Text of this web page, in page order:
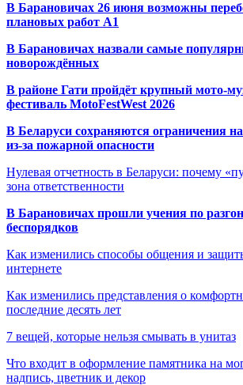
В Барановичах 26 июня возможны
плановых работ A1
В Барановичах назвали самые
новорождённых
В районе Гати пройдёт крупный мото-
фестиваль MotoFestWest 2026
В Беларуси сохраняются ограничения
из-за пожарной опасности
Нулевая отчетность в Беларуси: почему
зона ответственности
В Барановичах прошли учения по
беспорядков
Как изменились способы общения и
интернете
Как изменились представления о
последние десять лет
7 вещей, которые нельзя смывать в унитаз
Что входит в оформление памятника на
надпись, цветник и декор